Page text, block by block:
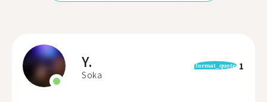
Y.
Soka
format_quote 1